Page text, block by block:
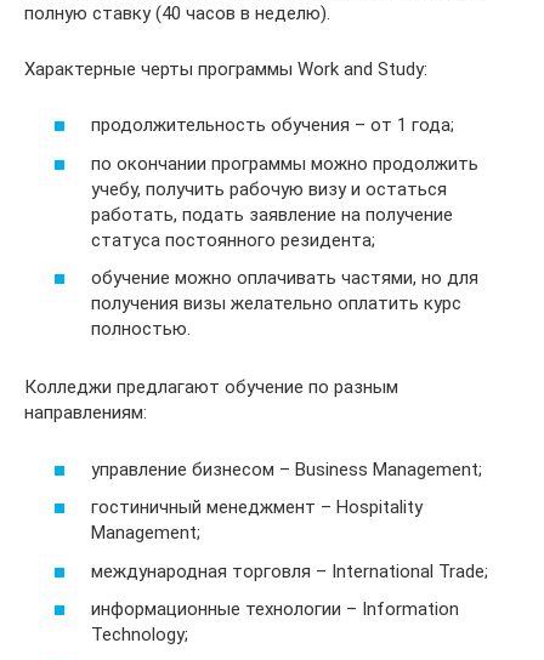
полную ставку (40 часов в неделю).
Характерные черты программы Work and Study:
продолжительность обучения – от 1 года;
по окончании программы можно продолжить
учебу, получить рабочую визу и остаться
работать, подать заявление на получение
статуса постоянного резидента;
обучение можно оплачивать частями, но для
получения визы желательно оплатить курс
полностью.
Колледжи предлагают обучение по разным
направлениям:
управление бизнесом – Business Management;
гостиничный менеджмент – Hospitality
Management;
международная торговля – International Trade;
информационные технологии – Information
Technology;